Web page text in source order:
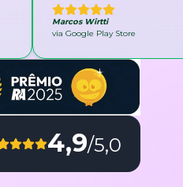
Marcos Wirtti
via Google Play Store
4,9/5,0